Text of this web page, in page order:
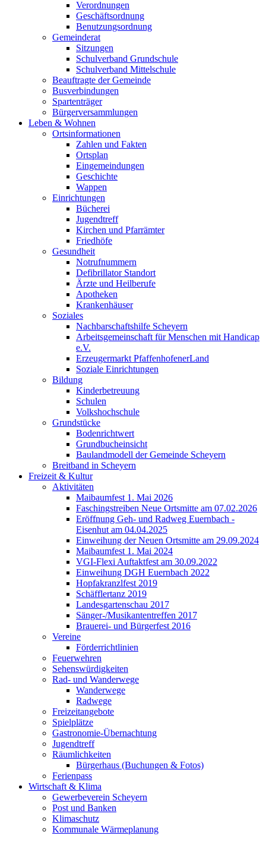
Verordnungen
Geschäftsordnung
Benutzungsordnung
Gemeinderat
Sitzungen
Schulverband Grundschule
Schulverband Mittelschule
Beauftragte der Gemeinde
Busverbindungen
Spartenträger
Bürgerversammlungen
Leben & Wohnen
Ortsinformationen
Zahlen und Fakten
Ortsplan
Eingemeindungen
Geschichte
Wappen
Einrichtungen
Bücherei
Jugendtreff
Kirchen und Pfarrämter
Friedhöfe
Gesundheit
Notrufnummern
Defibrillator Standort
Ärzte und Heilberufe
Apotheken
Krankenhäuser
Soziales
Nachbarschaftshilfe Scheyern
Arbeitsgemeinschaft für Menschen mit Handicap
e.V.
Erzeugermarkt PfaffenhofenerLand
Soziale Einrichtungen
Bildung
Kinderbetreuung
Schulen
Volkshochschule
Grundstücke
Bodenrichtwert
Grundbucheinsicht
Baulandmodell der Gemeinde Scheyern
Breitband in Scheyern
Freizeit & Kultur
Aktivitäten
Maibaumfest 1. Mai 2026
Faschingstreiben Neue Ortsmitte am 07.02.2026
Eröffnung Geh- und Radweg Euernbach -
Eisenhut am 04.04.2025
Einweihung der Neuen Ortsmitte am 29.09.2024
Maibaumfest 1. Mai 2024
VGI-Flexi Auftaktfest am 30.09.2022
Einweihung DGH Euernbach 2022
Hopfakranzlfest 2019
Schäfflertanz 2019
Landesgartenschau 2017
Sänger-/Musikantentreffen 2017
Brauerei- und Bürgerfest 2016
Vereine
Förderrichtlinien
Feuerwehren
Sehenswürdigkeiten
Rad- und Wanderwege
Wanderwege
Radwege
Freizeitangebote
Spielplätze
Gastronomie-Übernachtung
Jugendtreff
Räumlichkeiten
Bürgerhaus (Buchungen & Fotos)
Ferienpass
Wirtschaft & Klima
Gewerbeverein Scheyern
Post und Banken
Klimaschutz
Kommunale Wärmeplanung